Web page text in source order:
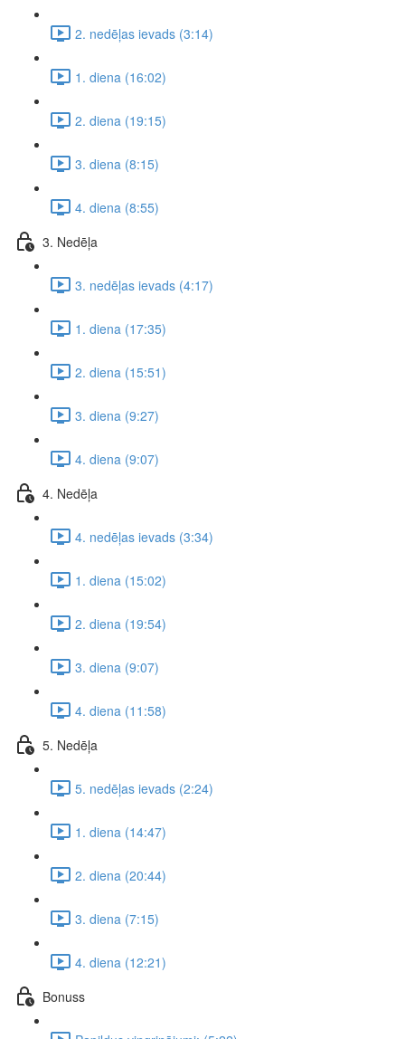
2. nedēļas ievads (3:14)
1. diena (16:02)
2. diena (19:15)
3. diena (8:15)
4. diena (8:55)
3. Nedēļa
3. nedēļas ievads (4:17)
1. diena (17:35)
2. diena (15:51)
3. diena (9:27)
4. diena (9:07)
4. Nedēļa
4. nedēļas ievads (3:34)
1. diena (15:02)
2. diena (19:54)
3. diena (9:07)
4. diena (11:58)
5. Nedēļa
5. nedēļas ievads (2:24)
1. diena (14:47)
2. diena (20:44)
3. diena (7:15)
4. diena (12:21)
Bonuss